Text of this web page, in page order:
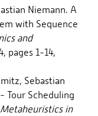
Niemann. A
with Sequence
and
pages 1-14,
Sebastian
Tour Scheduling
in